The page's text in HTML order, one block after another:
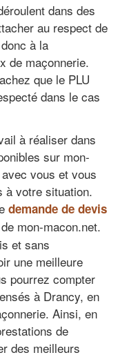
dans des
au respect de
à la
de maçonnerie.
que le PLU
dans le cas
à réaliser dans
sur mon-
vous et vous
à votre situation.
demande de devis
de mon-macon.net.
et sans
une meilleure
pourrez compter
à Drancy, en
Ainsi, en
de
des meilleurs